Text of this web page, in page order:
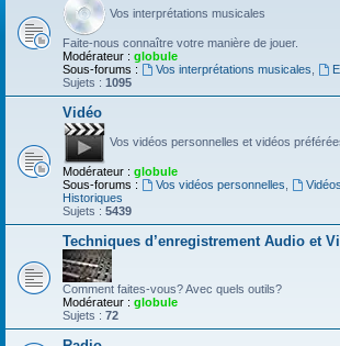
Vos interprétations musicales
Faite-nous connaître votre manière de jouer.
Modérateur : globule
Sous-forums :
Vos interprétations musicales
Sujets : 1095
Vidéo
Vos vidéos personnelles et vidéos
Modérateur : globule
Sous-forums :
Vos vidéos personnelles
Historiques
Sujets : 5439
Techniques d’enregistrement Audio et
Comment faites-vous? Avec quels outils?
Modérateur : globule
Sujets : 72